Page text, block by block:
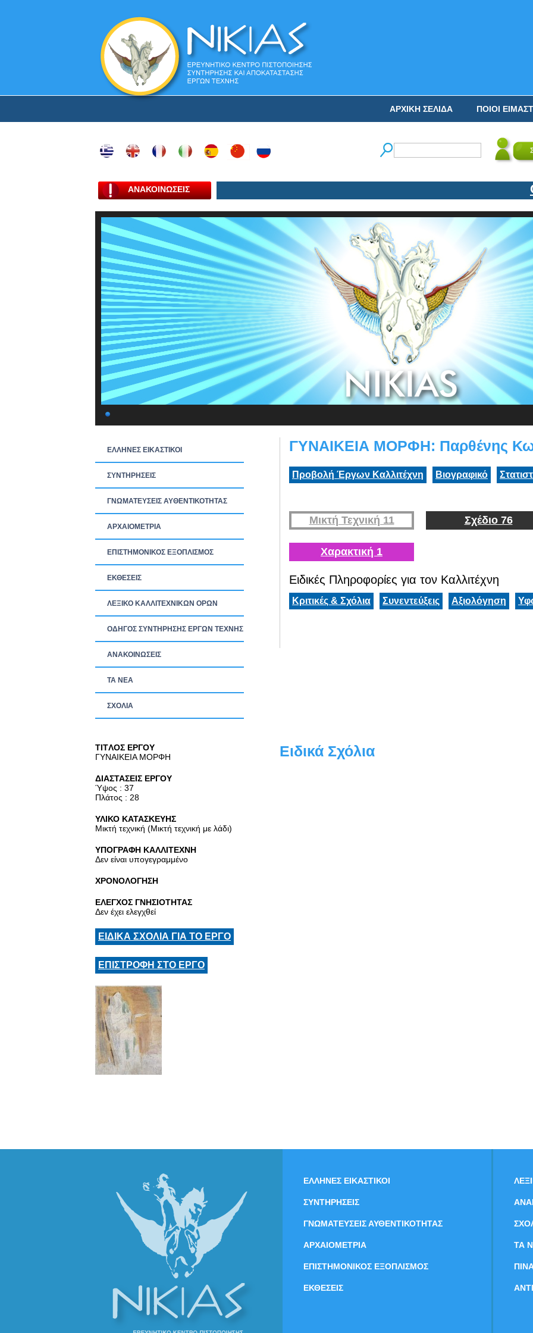
ΠΟΙΟΙ
ΑΡΧΙΚΗ ΣΕΛΙΔΑ
ΑΝΑΚΟΙΝΩΣΕΙΣ Ο
ΕΛΛΗΝΕΣ ΕΙΚΑΣΤΙΚΟΙ
ΣΥΝΤΗΡΗΣΕΙΣ
ΓΝΩΜΑΤΕΥΣΕΙΣ ΑΥΘΕΝΤΙΚΟΤΗΤΑΣ
ΑΡΧΑΙΟΜΕΤΡΙΑ
ΕΠΙΣΤΗΜΟΝΙΚΟΣ ΕΞΟΠΛΙΣΜΟΣ
ΕΚΘΕΣΕΙΣ
ΛΕΞΙΚΟ ΚΑΛΛΙΤΕΧΝΙΚΩΝ ΟΡΩΝ
ΟΔΗΓΟΣ ΣΥΝΤΗΡΗΣΗΣ ΕΡΓΩΝ ΤΕΧΝΗΣ
ΑΝΑΚΟΙΝΩΣΕΙΣ
ΤΑ ΝEΑ
ΣΧΟΛΙΑ
ΓΥΝΑΙΚΕΙΑ ΜΟΡΦΗ: Παρθένης
Προβολή Έργων Καλλιτέχνη Βιογραφικό
Μικτή Τεχνική 11 Σχέδιο 76
Χαρακτική 1
Ειδικές Πληροφορίες για τον Καλλιτέχνη
Κριτικές & Σχόλια Συνεντεύξεις Αξιολόγηση
TITΛΟΣ ΕΡΓΟΥ
ΓΥΝΑΙΚΕΙΑ ΜΟΡΦΗ
ΔΙΑΣΤΑΣΕΙΣ ΕΡΓΟΥ
Ύψος : 37
Πλάτος : 28
ΥΛΙΚΟ ΚΑΤΑΣΚΕΥΗΣ
Μικτή τεχνική (Μικτή τεχνική με λάδι)
ΥΠΟΓΡΑΦΗ ΚΑΛΛΙΤΕΧΝΗ
Δεν είναι υπογεγραμμένο
ΧΡΟΝΟΛΟΓΗΣΗ
ΕΛΕΓΧΟΣ ΓΝΗΣΙΟΤΗΤΑΣ
Δεν έχει ελεγχθεί
ΕΙΔΙΚΑ ΣΧΟΛΙΑ ΓΙΑ ΤΟ ΕΡΓΟ
ΕΠΙΣΤΡΟΦΗ ΣΤΟ ΕΡΓΟ
Ειδικά Σχόλια
ΕΛΛΗΝΕΣ ΕΙΚΑΣΤΙΚΟΙ
ΣΥΝΤΗΡΗΣΕΙΣ
ΓΝΩΜΑΤΕΥΣΕΙΣ ΑΥΘΕΝΤΙΚΟΤΗΤΑΣ
ΑΡΧΑΙΟΜΕΤΡΙΑ
ΕΠΙΣΤΗΜΟΝΙΚΟΣ ΕΞΟΠΛΙΣΜΟΣ
ΕΚΘΕΣΕΙΣ
ΤΑ